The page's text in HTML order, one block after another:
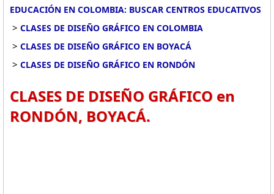
EDUCACIÓN EN COLOMBIA: BUSCAR CENTROS EDUCATIVOS
> CLASES DE DISEÑO GRÁFICO EN COLOMBIA
> CLASES DE DISEÑO GRÁFICO EN BOYACÁ
> CLASES DE DISEÑO GRÁFICO EN RONDÓN
CLASES DE DISEÑO GRÁFICO en
RONDÓN, BOYACÁ.